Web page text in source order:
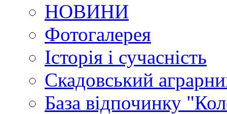
НОВИНИ
Фотогалерея
Історія і сучасність
Скадовський
База відпочинку